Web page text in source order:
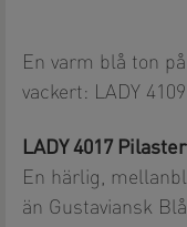
En varm blå ton
vackert: LADY
LADY 4017
En härlig,
än Gustaviansk